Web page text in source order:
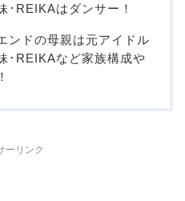
･REIKAはダンサー！
ンドの母親は元アイドル
･REIKAなど家族構成や
ーリンク